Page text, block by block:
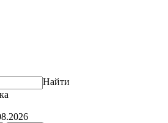
Найти